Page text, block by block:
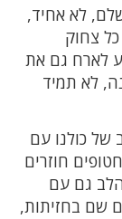
לא אחיד,
צחוק
לארח גם את
לא תמיד
של כולנו עם
חוזרים
גם עם
שם בחזיתות,